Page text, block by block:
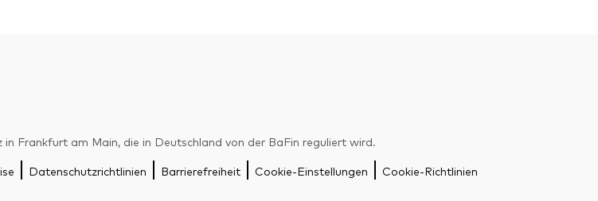
Frankfurt am Main, die in Deutschland von der BaFin reguliert wird.
Datenschutzrichtlinien Barrierefreiheit Cookie-Einstellungen Cookie-Richtlinien